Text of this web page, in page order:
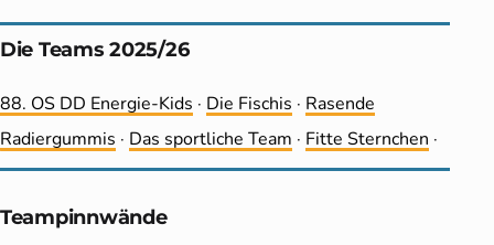
Die Teams 2025/26
88. OS DD Energie-Kids · Die Fischis · Rasende
Radiergummis · Das sportliche Team · Fitte Sternchen ·
Teampinnwände